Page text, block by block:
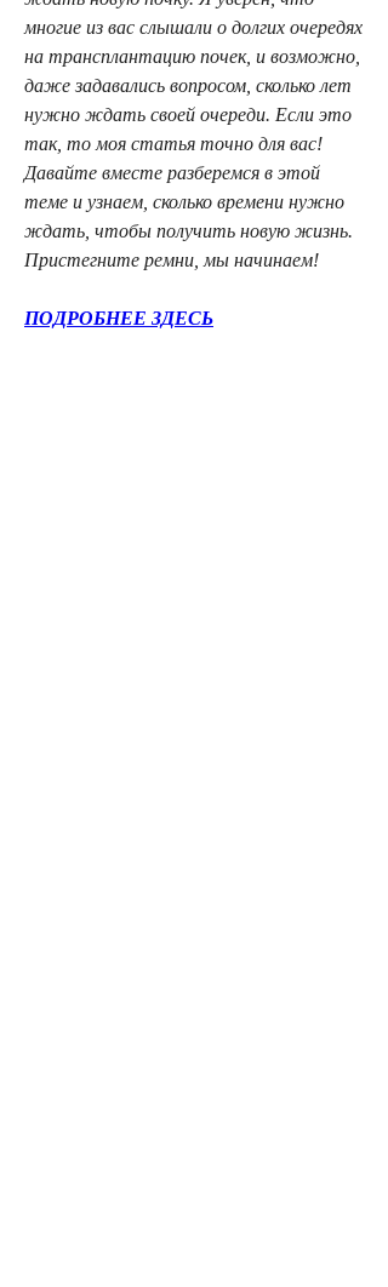
многие из вас слышали о долгих очередях
на трансплантацию почек, и возможно,
даже задавались вопросом, сколько лет
нужно ждать своей очереди. Если это
так, то моя статья точно для вас!
Давайте вместе разберемся в этой
теме и узнаем, сколько времени нужно
ждать, чтобы получить новую жизнь.
Пристегните ремни, мы начинаем!
ПОДРОБНЕЕ ЗДЕСЬ